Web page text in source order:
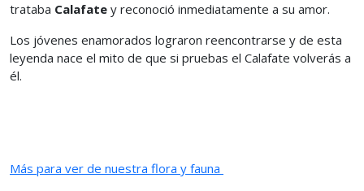
trataba Calafate y reconoció inmediatamente a su amor.
Los jóvenes enamorados lograron reencontrarse y de esta
leyenda nace el mito de que si pruebas el Calafate volverás a
él.
Más para ver de nuestra flora y fauna